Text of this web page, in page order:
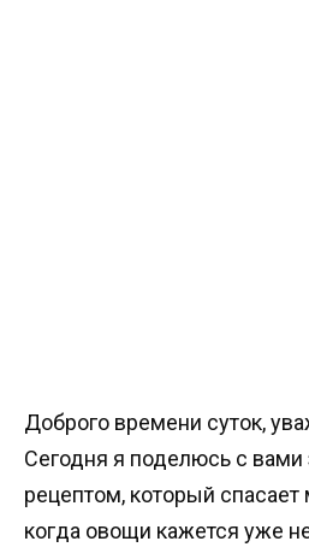
Доброго времени суток,
Сегодня я поделюсь с
рецептом, который спасает
когда овощи кажется уже